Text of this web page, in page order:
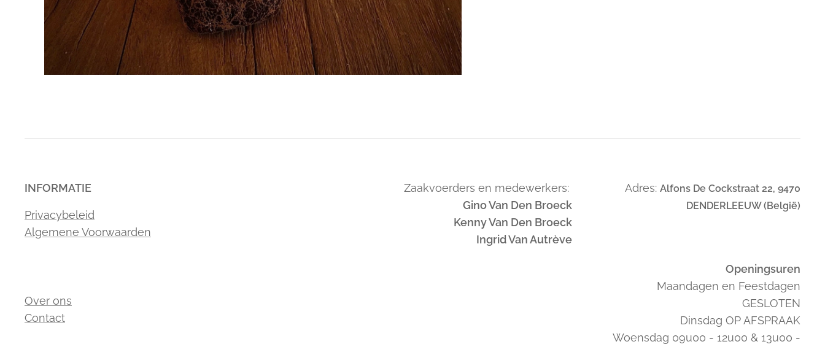
INFORMATIE
Privacybeleid
Algemene Voorwaarden
Over ons
Contact
Zaakvoerders en medewerkers:
Gino Van Den Broeck
Kenny Van Den Broeck
Ingrid Van Autrève
Adres: Alfons De Cockstraat 22, 9470
DENDERLEEUW (België)
Openingsuren
Maandagen en Feestdagen
GESLOTEN
Dinsdag OP AFSPRAAK
Woensdag 09u00 - 12u00 & 13u00 -